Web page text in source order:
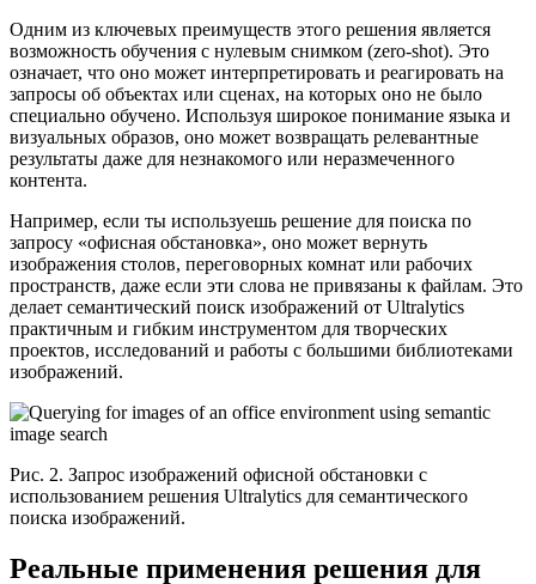
Одним из ключевых преимуществ этого решения является
возможность обучения с нулевым снимком (zero-shot). Это
означает, что оно может интерпретировать и реагировать на
запросы об объектах или сценах, на которых оно не было
специально обучено. Используя широкое понимание языка и
визуальных образов, оно может возвращать релевантные
результаты даже для незнакомого или неразмеченного
контента.
Например, если ты используешь решение для поиска по
запросу «офисная обстановка», оно может вернуть
изображения столов, переговорных комнат или рабочих
пространств, даже если эти слова не привязаны к файлам. Это
делает семантический поиск изображений от Ultralytics
практичным и гибким инструментом для творческих
проектов, исследований и работы с большими библиотеками
изображений.
Рис. 2. Запрос изображений офисной обстановки с
использованием решения Ultralytics для семантического
поиска изображений.
Реальные применения решения для